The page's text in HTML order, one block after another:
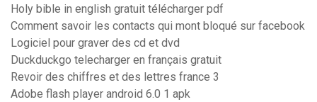
Holy bible in english gratuit télécharger pdf
Comment savoir les contacts qui mont bloqué sur facebook
Logiciel pour graver des cd et dvd
Duckduckgo telecharger en français gratuit
Revoir des chiffres et des lettres france 3
Adobe flash player android 6.0 1 apk